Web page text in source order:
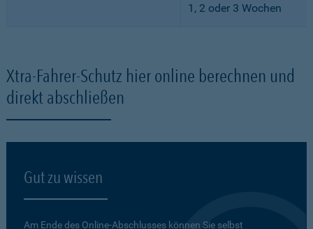
1, 2 oder 3 Wochen
Xtra-Fahrer-Schutz hier online berechnen und
direkt abschließen
Gut zu wissen
Am Ende des Online-Abschlusses können Sie selbst